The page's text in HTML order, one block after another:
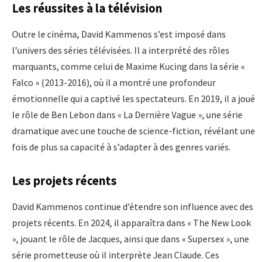
Les réussites à la télévision
Outre le cinéma, David Kammenos s’est imposé dans
l’univers des séries télévisées. Il a interprété des rôles
marquants, comme celui de Maxime Kucing dans la série «
Falco » (2013-2016), où il a montré une profondeur
émotionnelle qui a captivé les spectateurs. En 2019, il a joué
le rôle de Ben Lebon dans « La Dernière Vague », une série
dramatique avec une touche de science-fiction, révélant une
fois de plus sa capacité à s’adapter à des genres variés.
Les projets récents
David Kammenos continue d’étendre son influence avec des
projets récents. En 2024, il apparaîtra dans « The New Look
», jouant le rôle de Jacques, ainsi que dans « Supersex », une
série prometteuse où il interprète Jean Claude. Ces